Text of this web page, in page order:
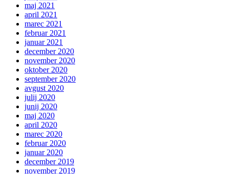
maj 2021
april 2021
marec 2021
februar 2021
januar 2021
december 2020
november 2020
oktober 2020
september 2020
avgust 2020
julij 2020
junij 2020
maj 2020
april 2020
marec 2020
februar 2020
januar 2020
december 2019
november 2019